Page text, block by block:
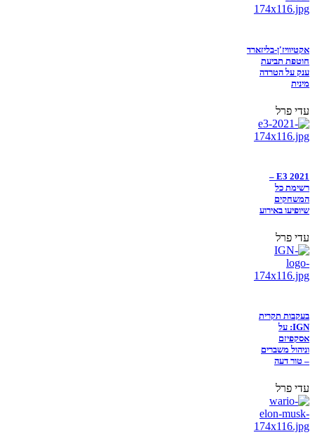
אקטיוויז'ן-בליזארד
חוטפת תביעת
ענק על הטרדה
מינית
עדי פרל
E3 2021 –
רשימת כל
המשחקים
שיופיעו באירוע
עדי פרל
בעקבות תקרית
IGN: על
אסקפיזם
וניהול משברים
– טור דעה
עדי פרל